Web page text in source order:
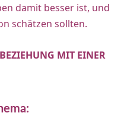
damit besser ist, und
schätzen sollten.
MIT EINER